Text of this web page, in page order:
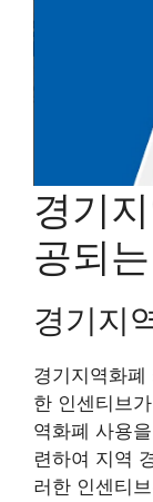
경기
공되
경기지
경기지역화
한 인센티브
역화폐 사용
련하여 지역
러한 인센티